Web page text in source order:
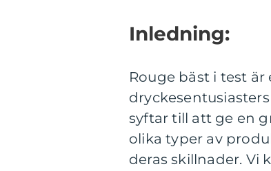
Inledning:
Rouge bäst i test
syftar till att ge en
olika typer av
deras skillnader. Vi